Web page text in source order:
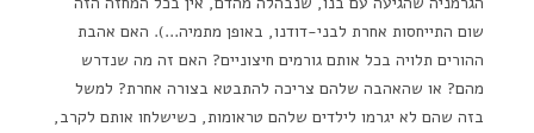
שום התייחסות אחרת לבני-דודנו, באופן מתמיה…). האם אהבת
ההורים תלויה בכל אותם גורמים חיצוניים? האם זה מה שנדרש
מהם? או שהאהבה שלהם צריכה להתבטא בצורה אחרת? למשל
בזה שהם לא יגרמו לילדים שלהם טראומות, כשישלחו אותם לקרב,